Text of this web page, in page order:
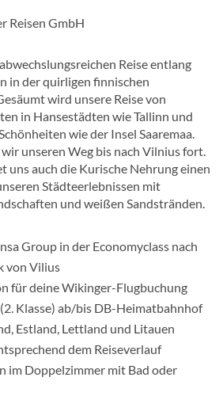
Reisen GmbH
Reise entlang
in der quirligen finnischen
wird unsere Reise von
in Hansestädten wie Tallinn und
wie der Insel Saaremaa.
unseren Weg bis nach Vilnius fort.
uns auch die Kurische Nehrung einen
Städteerlebnissen mit
und weißen Sandstränden.
Group in der Economyclass nach
von Vilius
für deine Wikinger-Flugbuchung
Klasse) ab/bis DB-Heimatbahnhof
Estland, Lettland und Litauen
dem Reiseverlauf
im Doppelzimmer mit Bad oder